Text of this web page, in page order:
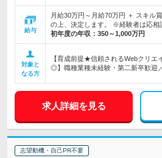
給与
月給30万円～月給70万円 ＋ スキル
の上、決定します。 ※経験者は応
初年度の年収： 350～1,000万円
対象と
なる方
【育成前提★信頼されるWebクリエ
◎】職種業種未経験・第二新卒歓迎
求人詳細を見る
志望動機・自己PR不要